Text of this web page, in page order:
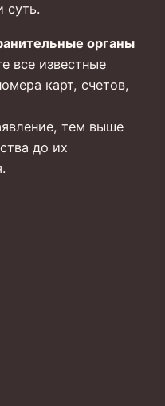
суть.
органы
все известные
карт, счетов,
тем выше
до их